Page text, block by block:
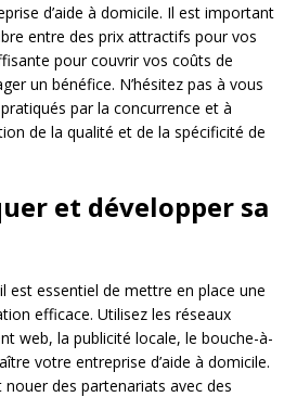
d’aide à domicile. Il est important
entre des prix attractifs pour vos
pour couvrir vos coûts de
un bénéfice. N’hésitez pas à vous
par la concurrence et à
de la qualité et de la spécificité de
et développer sa
est essentiel de mettre en place une
efficace. Utilisez les réseaux
web, la publicité locale, le bouche-à-
votre entreprise d’aide à domicile.
des partenariats avec des